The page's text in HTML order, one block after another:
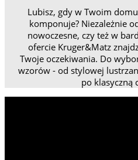
Lubisz, gdy w Twoim
komponuje? Niezależnie
nowoczesne, czy też w
ofercie Kruger&Matz
Twoje oczekiwania. Do
wzorów - od stylowej
po klasyczną